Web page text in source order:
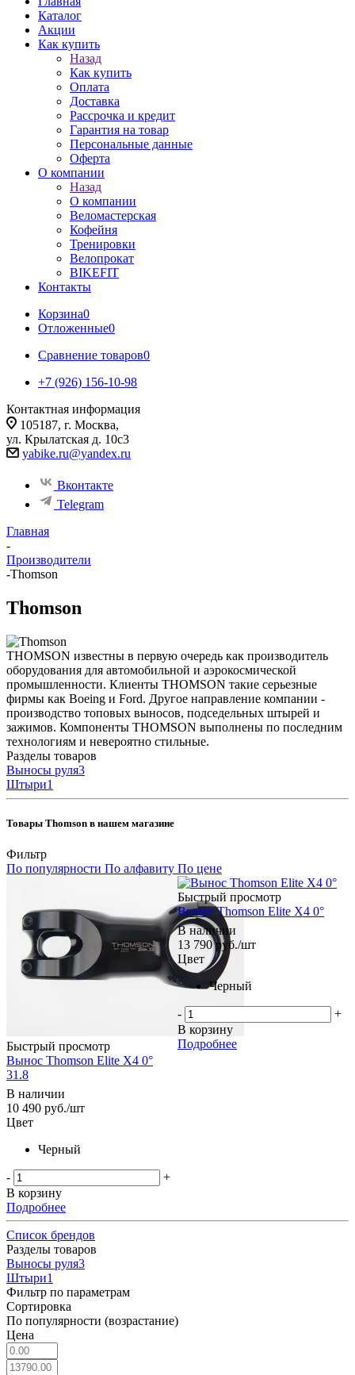
Каталог
Акции
Как купить
Назад
Как купить
Оплата
Доставка
Рассрочка и кредит
Гарантия на товар
Персональные данные
Оферта
О компании
Назад
О компании
Веломастерская
Кофейня
Тренировки
Велопрокат
BIKEFIT
Контакты
Корзина0
Отложенные0
Сравнение товаров0
+7 (926) 156-10-98
Контактная информация
105187, г. Москва,
ул. Крылатская д. 10с3
yabike.ru@yandex.ru
Вконтакте
Telegram
Главная
-
Производители
-Thomson
Thomson
THOMSON известны в первую очередь как производитель
оборудования для автомобильной и аэрокосмической
промышленности. Клиенты THOMSON такие серьезные
фирмы как Boeing и Ford. Другое направление компании -
производство топовых выносов, подседельных штырей и
зажимов. Компоненты THOMSON выполнены по последним
технологиям и невероятно стильные.
Разделы товаров
Выносы руля3
Штыри1
Товары Thomson в нашем магазине
Фильтр
По популярности По алфавиту По цене
Быстрый просмотр
Вынос Thomson Elite X4 0°
31.8
В наличии
10 490 руб./шт
Цвет
Черный
-
+
В корзину
Подробнее
Быстрый просмотр
Вынос Thomson Elite X4 0°
В наличии
13 790руб./шт
Цвет
Черный
-
+
В корзину
Подробнее
Список брендов
Разделы товаров
Выносы руля3
Штыри1
Фильтр по параметрам
Сортировка
По популярности (возрастание)
Цена